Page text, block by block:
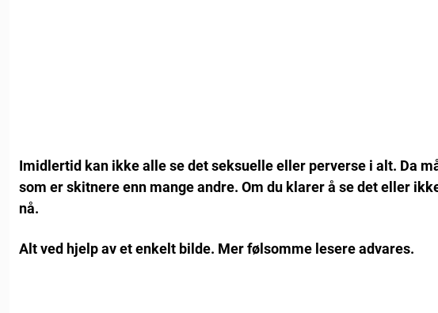
Imidlertid kan ikke alle se det seksuelle eller perverse i alt. Da
som er skitnere enn mange andre. Om du klarer å se det eller
nå.
Alt ved hjelp av et enkelt bilde. Mer følsomme lesere advares.